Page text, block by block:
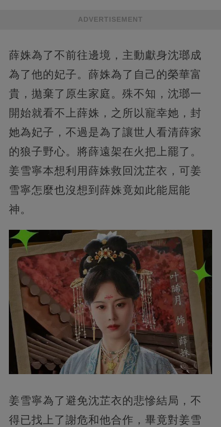
ADVERTISEMENT
薛姝為了不前往邊境，主動獻身沈瑯成
為了他的妃子。薛姝為了自己的榮華富
貴，拋棄了原生家庭。殊不知，沈瑯一
開始就看不上薛姝，之所以寵幸她，封
她為妃子，不過是為了讓世人看清薛家
的狼子野心。將薛遠架在火把上罷了。
姜雪寧本想利用薛姝救回沈芷衣，可姜
雪寧怎麼也沒想到薛姝竟如此能屈能
神。
姜雪寧為了避免沈芷衣的悲慘結局，不
得已找上了謝危和他合作，畢竟對姜雪